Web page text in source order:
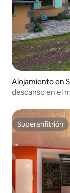
Alojamiento en
descanso en el
Superanfitrión
Superanfitrión